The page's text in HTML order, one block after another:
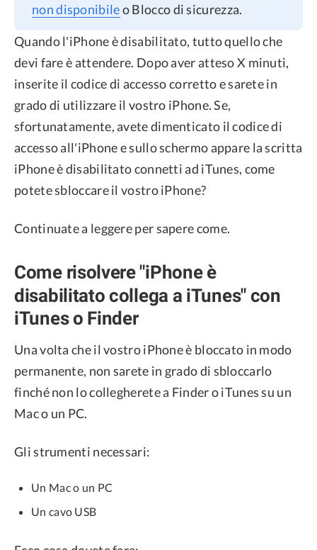
non disponibileo Blocco di sicurezza.
Quando l'iPhone è disabilitato, tutto quello che
devi fare è attendere. Dopo aver atteso X minuti,
inserite il codice di accesso corretto e sarete in
grado di utilizzare il vostro iPhone. Se,
sfortunatamente, avete dimenticato il codice di
accesso all'iPhone e sullo schermo appare la scritta
iPhone è disabilitato connetti ad iTunes, come
potete sbloccare il vostro iPhone?
Continuate a leggere per sapere come.
Come risolvere "iPhone è
disabilitato collega a iTunes" con
iTunes o Finder
Una volta che il vostro iPhone è bloccato in modo
permanente, non sarete in grado di sbloccarlo
finché non lo collegherete a Finder o iTunes su un
Mac o un PC.
Gli strumenti necessari:
Un Mac o un PC
Un cavo USB